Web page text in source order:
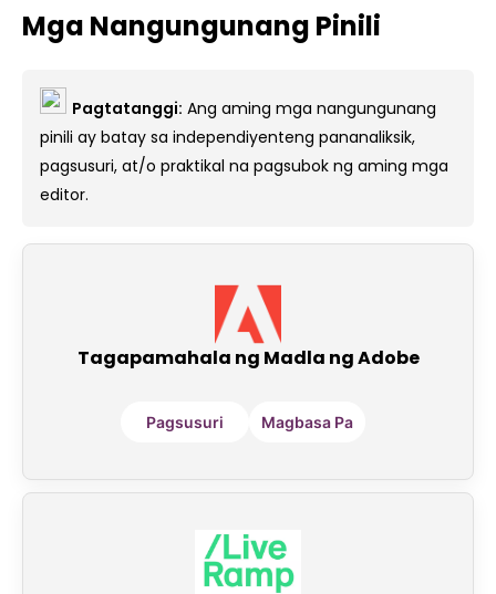
Mga Nangungunang Pinili
Pagtatanggi: Ang aming mga nangungunang
pinili ay batay sa independiyenteng pananaliksik,
pagsusuri, at/o praktikal na pagsubok ng aming mga
editor.
Tagapamahala ng Madla ng Adobe
Pagsusuri Magbasa Pa